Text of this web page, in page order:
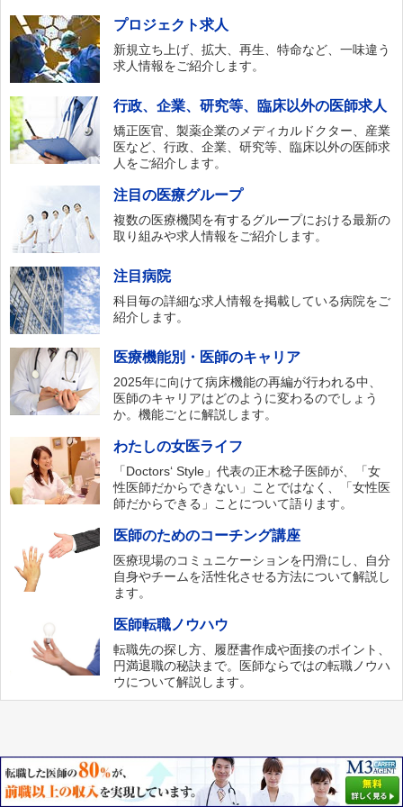
プロジェクト求人
新規立ち上げ、拡大、再生、特命など、一味違う
求人情報をご紹介します。
行政、企業、研究等、臨床以外の医師求人
矯正医官、製薬企業のメディカルドクター、産業
医など、行政、企業、研究等、臨床以外の医師求
人をご紹介します。
注目の医療グループ
複数の医療機関を有するグループにおける最新の
取り組みや求人情報をご紹介します。
注目病院
科目毎の詳細な求人情報を掲載している病院をご
紹介します。
医療機能別・医師のキャリア
2025年に向けて病床機能の再編が行われる中、
医師のキャリアはどのように変わるのでしょう
か。機能ごとに解説します。
わたしの女医ライフ
「Doctors‘ Style」代表の正木稔子医師が、「女
性医師だからできない」ことではなく、「女性医
師だからできる」ことについて語ります。
医師のためのコーチング講座
医療現場のコミュニケーションを円滑にし、自分
自身やチームを活性化させる方法について解説し
ます。
医師転職ノウハウ
転職先の探し方、履歴書作成や面接のポイント、
円満退職の秘訣まで。医師ならではの転職ノウハ
ウについて解説します。